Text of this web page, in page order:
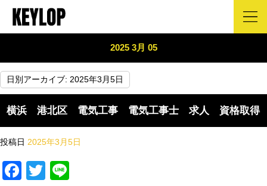
2025 3月 05
日別アーカイブ: 2025年3月5日
横浜 港北区 電気工事 電気工事士 求人 資格取得
投稿日 2025年3月5日
Facebook
Twitter